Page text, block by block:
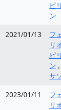
ピ
ン
2021/01/13
フ
リ
ピ
ン ,
サ
2023/01/11
フ
リ